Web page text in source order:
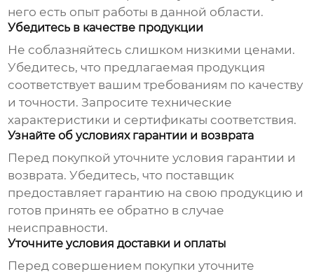
него есть опыт работы в данной области.
Убедитесь в качестве продукции
Не соблазняйтесь слишком низкими ценами.
Убедитесь, что предлагаемая продукция
соответствует вашим требованиям по качеству
и точности. Запросите технические
характеристики и сертификаты соответствия.
Узнайте об условиях гарантии и возврата
Перед покупкой уточните условия гарантии и
возврата. Убедитесь, что поставщик
предоставляет гарантию на свою продукцию и
готов принять ее обратно в случае
неисправности.
Уточните условия доставки и оплаты
Перед совершением покупки уточните